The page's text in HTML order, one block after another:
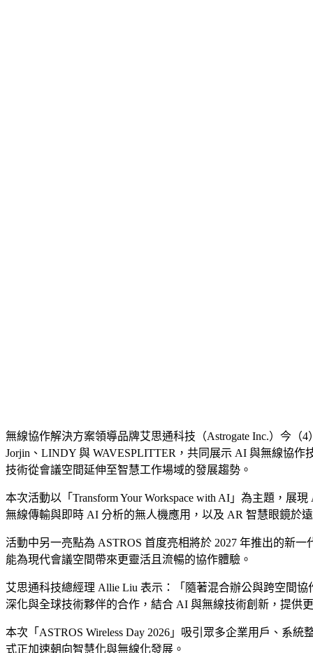
無線協作解決方案領導品牌艾思通科技（Astrogate Inc.）今（4
Jorjin、LINDY 與 WAVESPLITTER，共同展示 AI 與無線協
技術從會議空間延伸至智慧工作場域的發展趨勢。
本次活動以「Transform Your Workspace with AI」為主題，
無線傳輸與即時 AI 分析的無人機應用，以及 AR 智慧眼鏡於
活動中另一亮點為 ASTROS 首度亮相將於 2027 年推出的新
能為現代會議空間帶來更靈活且流暢的協作體驗。
艾思通科技總經理 Allie Liu 表示：「隨著混合辦公與跨空間
深化與全球技術夥伴的合作，結合 AI 與無線技術創新，提供
本次「ASTROS Wireless Day 2026」吸引眾多企業用戶、系
式正加速朝向智慧化與無線化發展。